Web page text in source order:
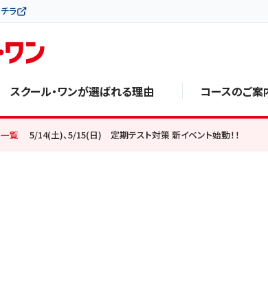
ラ
スクール・ワンが選ばれる理由 コースのご案
覧 5/14(土)、5/15(日) 定期テスト対策 新イベント始動！！